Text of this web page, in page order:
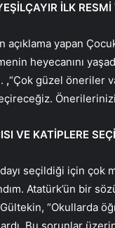
İLK
açıklama yapan
heyecanını
,“Çok güzel öneriler
VE KATİPLERE
seçildiği için çok
Atatürk’ün bir
Gültekin,